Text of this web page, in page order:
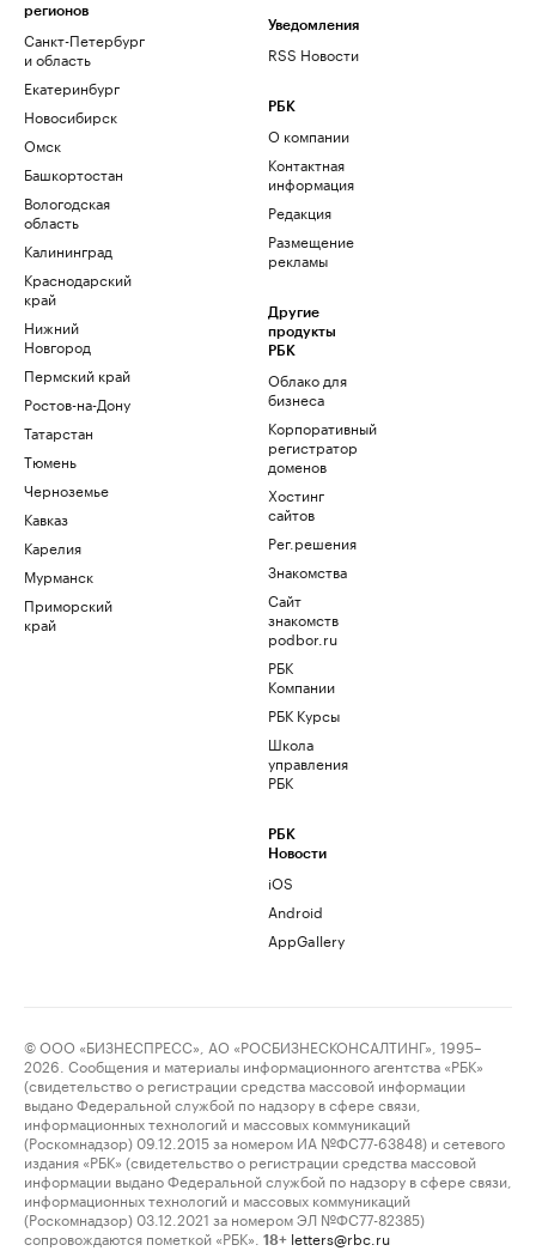
регионов
Санкт-Петербург
и область
Екатеринбург
Новосибирск
Омск
Башкортостан
Вологодская
область
Калининград
Краснодарский
край
Нижний
Новгород
Пермский край
Ростов-на-Дону
Татарстан
Тюмень
Черноземье
Кавказ
Карелия
Мурманск
Приморский
край
Уведомления
RSS Новости
РБК
О компании
Контактная
информация
Редакция
Размещение
рекламы
Другие
продукты
РБК
Облако для
бизнеса
Корпоративный
регистратор
доменов
Хостинг
сайтов
Рег.решения
Знакомства
Сайт
знакомств
podbor.ru
РБК
Компании
РБК Курсы
Школа
управления
РБК
РБК
Новости
iOS
Android
AppGallery
© ООО «БИЗНЕСПРЕСС», АО «РОСБИЗНЕСКОНСАЛТИНГ», 1995–
2026. Сообщения и материалы информационного агентства «РБК»
(свидетельство о регистрации средства массовой информации
выдано Федеральной службой по надзору в сфере связи,
информационных технологий и массовых коммуникаций
(Роскомнадзор) 09.12.2015 за номером ИА №ФС77-63848) и сетевого
издания «РБК» (свидетельство о регистрации средства массовой
информации выдано Федеральной службой по надзору в сфере связи,
информационных технологий и массовых коммуникаций
(Роскомнадзор) 03.12.2021 за номером ЭЛ №ФС77-82385)
сопровождаются пометкой «РБК».
18+ letters@rbc.ru